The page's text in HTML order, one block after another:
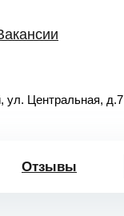
ул. Центральная, д.7
Отзывы